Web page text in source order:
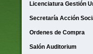
Licenciatura Gestión
Secretaría Acción
Ordenes de Compra
Salón Auditorium